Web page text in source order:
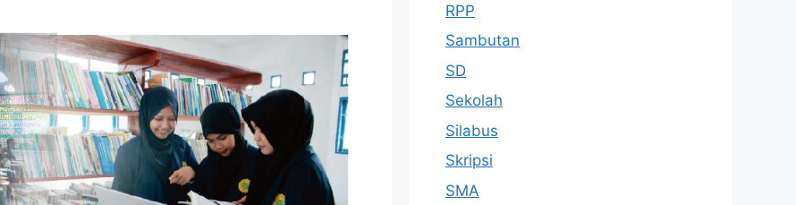
RPP
Sambutan
SD
Sekolah
Silabus
Skripsi
SMA